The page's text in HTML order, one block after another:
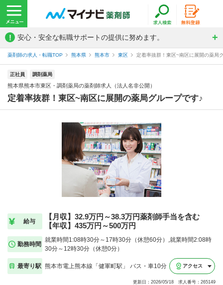
! 安心・安全な転職サポートの提供に努めます。
薬剤師の求人・転職TOP 熊本県 熊本市 東区 定着率抜群！東区~南区に展開の薬局
正社員 調剤薬局
熊本県熊本市東区・調剤薬局の薬剤師求人（法人名非公開）
定着率抜群！東区~南区に展開の薬局グループです♪
給与
【月収】32.9万円～38.3万円薬剤師手当を含む
【年収】435万円～500万円
勤務時間
就業時間1:08時30分～17時30分（休憩60分）,就業時間2:08時
30分～12時30分（休憩0分）
最寄り駅 熊本市電上熊本線「健軍町駅」 バス・車10分 アクセス
更新日：2026/05/18 求人番号：265149